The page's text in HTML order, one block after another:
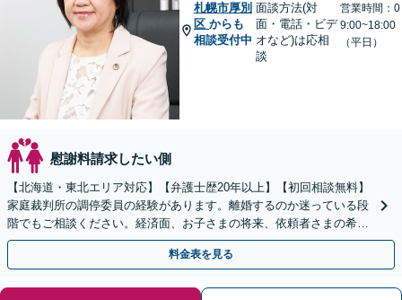
札幌市厚別
区 からも
相談受付中
面談方法(対
面・電話・ビデ
オなど)は応相
談
営業時間：0
9:00~18:00
（平日）
慰謝料請求したい側
【北海道・東北エリア対応】【弁護士歴20年以上】【初回相談無料】
家庭裁判所の調停委員の経験があります。離婚するのか迷っている段
階でもご相談ください。経済面、お子さまの将来、依頼者さまの希望
を考慮した最善の解決策をご提案します。
料金表を見る